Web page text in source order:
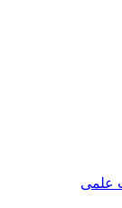
علمی